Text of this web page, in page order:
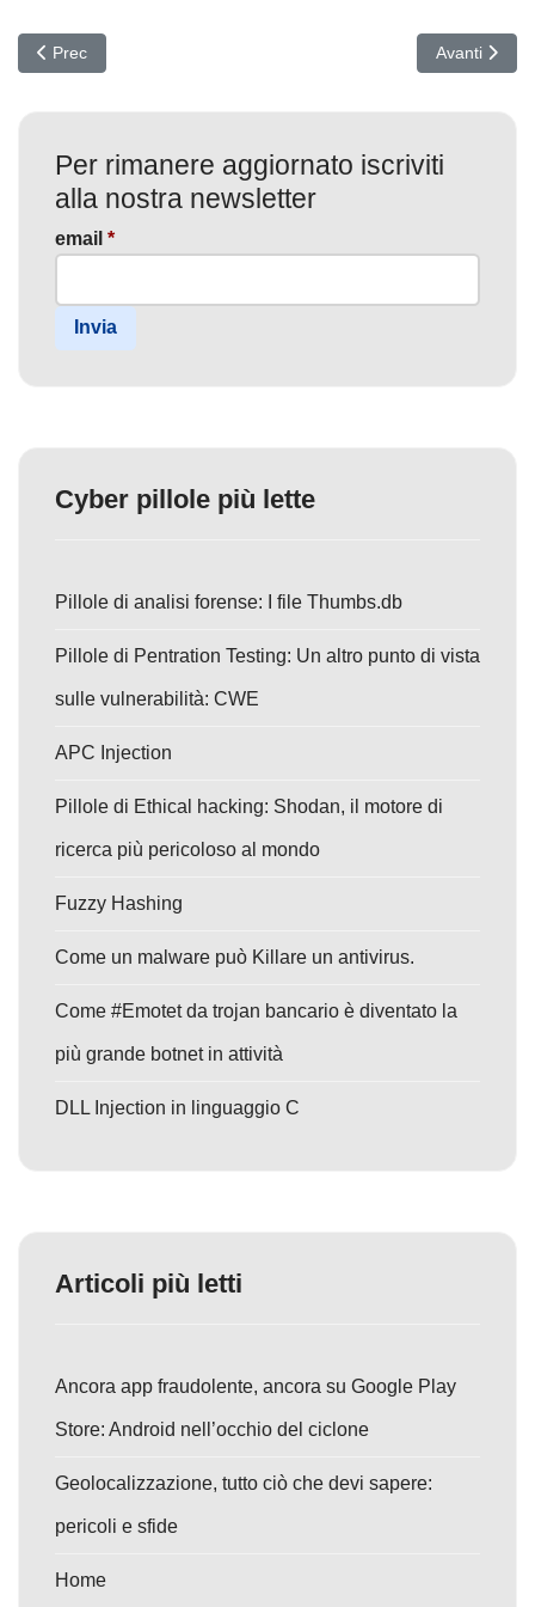
Articolo precedente: Cyber Minaccia FIN7: Il Nuovo Malware
Prec Articolo
Avanti
Per rimanere aggiornato iscriviti
alla nostra newsletter
email *
Invia
Cyber pillole più lette
Pillole di analisi forense: I file Thumbs.db
Pillole di Pentration Testing: Un altro punto di vista
sulle vulnerabilità: CWE
APC Injection
Pillole di Ethical hacking: Shodan, il motore di
ricerca più pericoloso al mondo
Fuzzy Hashing
Come un malware può Killare un antivirus.
Come #Emotet da trojan bancario è diventato la
più grande botnet in attività
DLL Injection in linguaggio C
Articoli più letti
Ancora app fraudolente, ancora su Google Play
Store: Android nell’occhio del ciclone
Geolocalizzazione, tutto ciò che devi sapere:
pericoli e sfide
Home